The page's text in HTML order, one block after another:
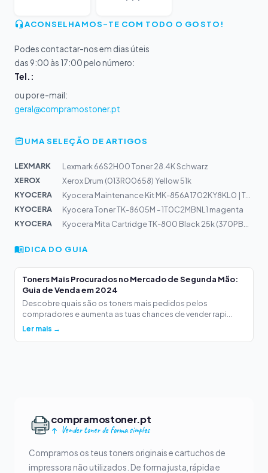
ACONSELHAMOS-TE COM TODO O GOSTO!
Podes contactar-nos em dias úteis
das 9:00 às 17:00 pelo número:
Tel.:
ou por e-mail:
geral@compramostoner.pt
UMA SELEÇÃO DE ARTIGOS
LEXMARK
Lexmark 66S2H00 Toner 28.4K Schwarz
XEROX
Xerox Drum (013R00658) Yellow 51k
KYOCERA
Kyocera Maintenance Kit MK-856A 1702KY8KL0 | TASKalfa 5...
KYOCERA
Kyocera Toner TK-8605M - 1T0C2MBNL1 magenta
KYOCERA
DICA DO GUIA
Toners Mais Procurados no Mercado de Segunda Mão:
Guia de Venda em 2024
Descobre quais são os toners mais pedidos pelos
compradores e aumenta as tuas chances de vender rapi...
Ler mais →
compramostoner.pt
Vender toner de forma simples
Compramos os teus toners originais e cartuchos de
impressora não utilizados. De forma justa, rápida e